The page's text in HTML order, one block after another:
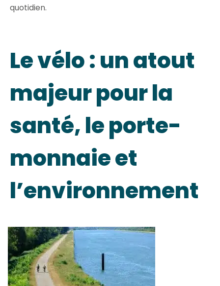
quotidien.
Le vélo : un atout
majeur pour la
santé, le porte-
monnaie et
l’environnement